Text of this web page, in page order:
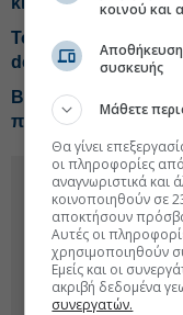
Το σήμα από την 3η
deal
BP: Κέρδη πάνω από
πετρέλαιο
κοινού και
συσκευής
Μάθετε
Θα γίνει
οι πληροφορίες
αναγνωριστικά και
κοινοποιηθούν σε
αποκτήσουν
Αυτές οι
χρησιμοποιηθούν
Εμείς και οι
ακριβή δεδομένα
συνεργατών.